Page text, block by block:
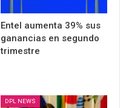
Entel aumenta 39% sus
ganancias en segundo
trimestre
DPL NEWS